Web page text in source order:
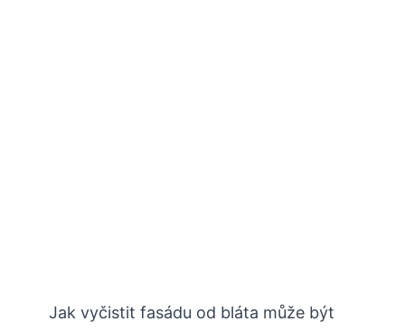
Jak vyčistit fasádu od bláta může být